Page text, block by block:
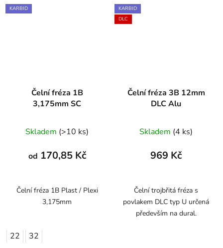
KARBID
Čelní fréza 1B
3,175mm SC
Skladem (>10 ks)
od 170,85 Kč
Čelní fréza 1B Plast / Plexi
3,175mm
22 32
KARBID
DLC
Čelní fréza 3B 12mm
DLC Alu
Skladem (4 ks)
969 Kč
Čelní trojbřitá fréza s
povlakem DLC typ U určená
především na dural.